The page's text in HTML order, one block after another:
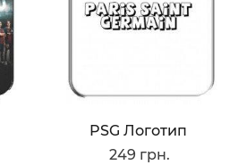
PSG Логотип
249 грн.